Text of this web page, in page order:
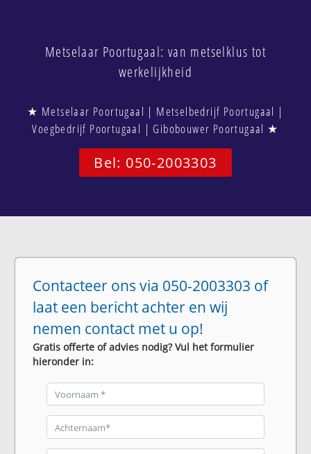
Metselaar Poortugaal: van metselklus tot
werkelijkheid
★ Metselaar Poortugaal | Metselbedrijf Poortugaal |
Voegbedrijf Poortugaal | Gibobouwer Poortugaal ★
Bel: 050-2003303
Contacteer ons via 050-2003303 of
laat een bericht achter en wij
nemen contact met u op!
Gratis offerte of advies nodig? Vul het formulier
hieronder in: